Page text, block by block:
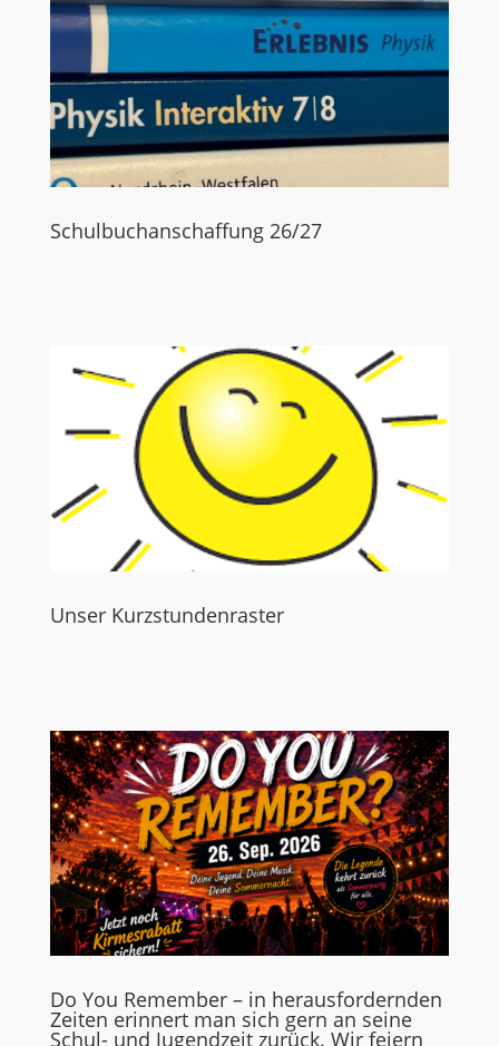
Schulbuchanschaffung 26/27
Unser Kurzstundenraster
Do You Remember – in herausfordernden
Zeiten erinnert man sich gern an seine
Schul- und Jugendzeit zurück. Wir feiern